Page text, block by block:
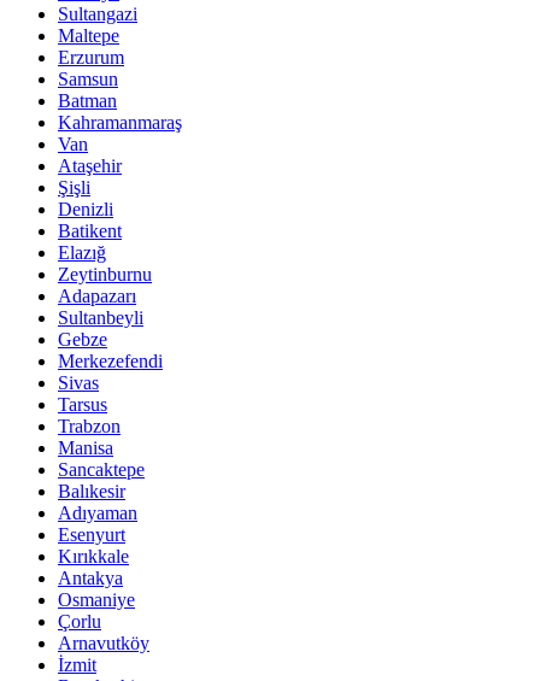
Sultangazi
Maltepe
Erzurum
Samsun
Batman
Kahramanmaraş
Van
Ataşehir
Şişli
Denizli
Batikent
Elazığ
Zeytinburnu
Adapazarı
Sultanbeyli
Gebze
Merkezefendi
Sivas
Tarsus
Trabzon
Manisa
Sancaktepe
Balıkesir
Adıyaman
Esenyurt
Kırıkkale
Antakya
Osmaniye
Çorlu
Arnavutköy
İzmit